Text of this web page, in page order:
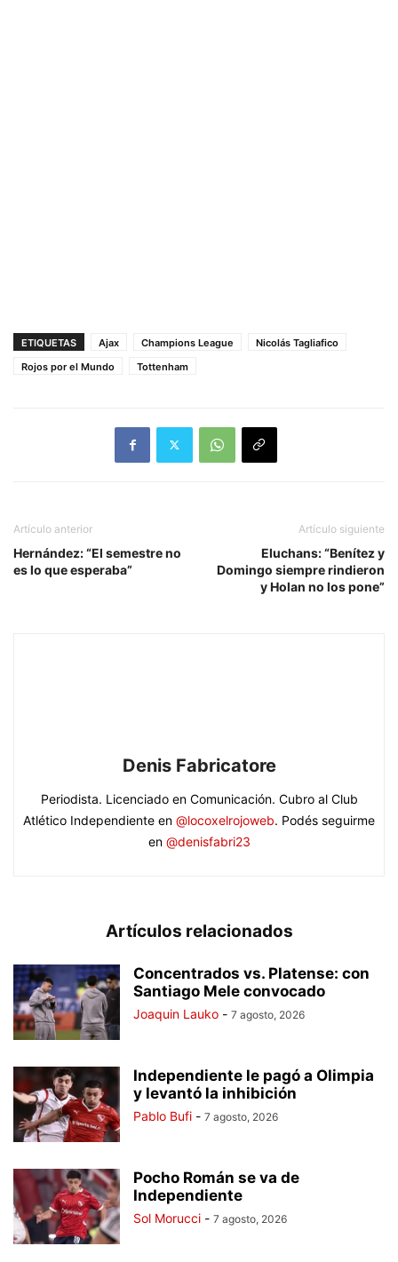
ETIQUETAS Ajax Champions League
Nicolás Tagliafico
Rojos por el Mundo
Tottenham
Artículo anterior
Hernández: “El semestre no
es lo que esperaba”
Artículo siguiente
Eluchans: “Benítez y
Domingo siempre rindieron
y Holan no los pone”
Denis Fabricatore
Periodista. Licenciado en Comunicación. Cubro al Club
Atlético Independiente en @locoxelrojoweb. Podés seguirme
en @denisfabri23
Artículos relacionados
Concentrados vs. Platense: con
Santiago Mele convocado
Joaquin Lauko - 7 agosto, 2026
Independiente le pagó a Olimpia
y levantó la inhibición
Pablo Bufi - 7 agosto, 2026
Pocho Román se va de
Independiente
Sol Morucci - 7 agosto, 2026